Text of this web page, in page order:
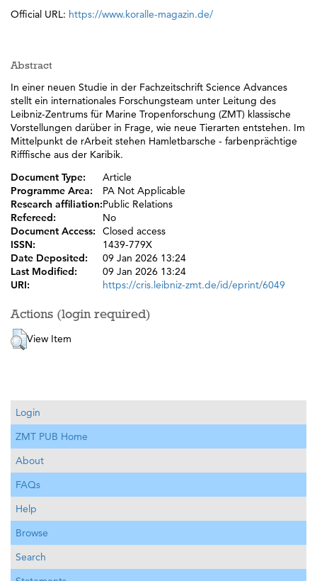
Official URL: https://www.koralle-magazin.de/
Abstract
In einer neuen Studie in der Fachzeitschrift Science Advances
stellt ein internationales Forschungsteam unter Leitung des
Leibniz-Zentrums für Marine Tropenforschung (ZMT) klassische
Vorstellungen darüber in Frage, wie neue Tierarten entstehen. Im
Mittelpunkt de rArbeit stehen Hamletbarsche - farbenprächtige
Rifffische aus der Karibik.
Document Type:
Article
Programme Area:
PA Not Applicable
Research affiliation:Public Relations
Refereed:
No
Document Access:
Closed access
ISSN:
1439-779X
Date Deposited:
09 Jan 2026 13:24
Last Modified:
09 Jan 2026 13:24
URI:
https://cris.leibniz-zmt.de/id/eprint/6049
Actions (login required)
View Item
Login
ZMT PUB Home
About
FAQs
Help
Browse
Search